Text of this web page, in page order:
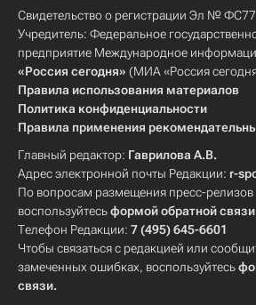
Свидетельство о регистрации Эл №
Учредитель: Федеральное
предприятие Международное
«Россия сегодня» (МИА «Россия
Правила использования материалов
Политика конфиденциальности
Правила применения
Главный редактор: Гаврилова А.В.
Адрес электронной почты Редакции: r-
По вопросам размещения пресс-
воспользуйтесьформой обратной связи
Телефон Редакции: 7 (495) 645-6601
Чтобы связаться с редакцией или
замеченных ошибках, воспользуйтесь
связи.